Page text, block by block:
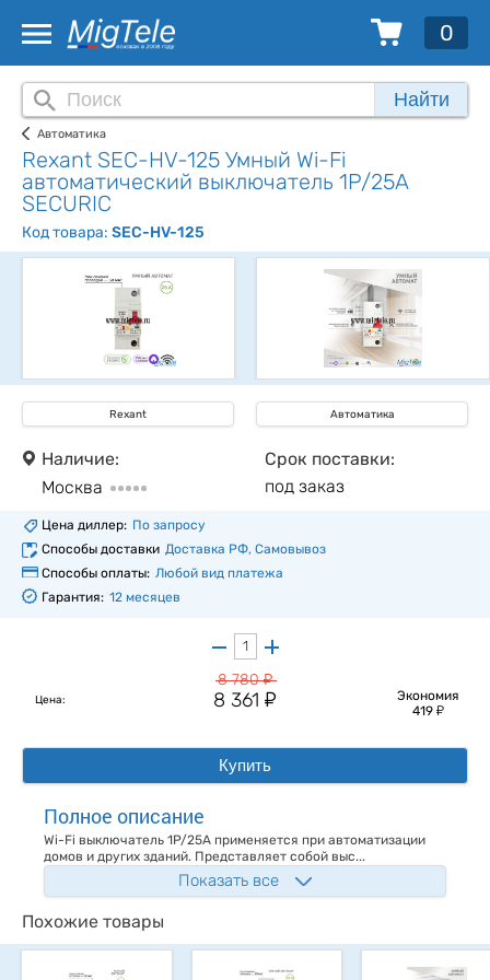
0
Найти
Автоматика
Rexant SEC-HV-125 Умный Wi-Fi
автоматический выключатель 1P/25А
SECURIC
Код товара: SEC-HV-125
Rexant Автоматика
Наличие:
Москва
Срок поставки:
под заказ
Цена диллер: По запросу
Способы доставки Доставка РФ, Самовывоз
Способы оплаты: Любой вид платежа
Гарантия: 12 месяцев
Цена:
8 780у
8 361у
Экономия
419 у
Купить
Полное описание
Wi-Fi выключатель 1P/25A применяется при автоматизации
домов и других зданий. Представляет собой выс...
Показать все
Похожие товары